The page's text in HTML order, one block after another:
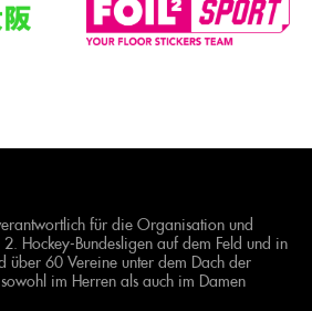
für die Organisation und
Hockey-Bundesligen auf dem Feld und in
über 60 Vereine unter dem Dach der
im Herren als auch im Damen